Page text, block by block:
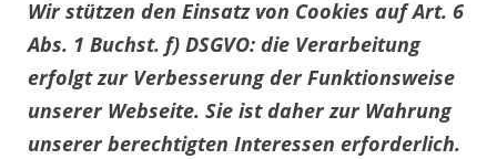
Wir stützen den Einsatz von Cookies auf Art. 6
Abs. 1 Buchst. f) DSGVO: die Verarbeitung
erfolgt zur Verbesserung der Funktionsweise
unserer Webseite. Sie ist daher zur Wahrung
unserer berechtigten Interessen erforderlich.